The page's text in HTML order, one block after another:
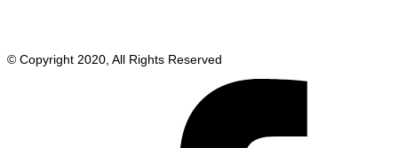
© Copyright 2020, All Rights Reserved